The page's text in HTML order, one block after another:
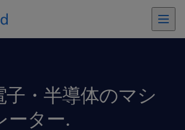
子・半導体のマシ
ーター.